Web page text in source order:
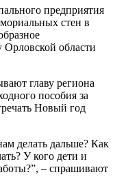
предприятия
стен в
Орловской области
главу региона
пособия за
Новый год
делать дальше? Как
У кого дети и
– спрашивают